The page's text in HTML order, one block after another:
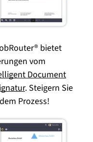
bietet
vom
Document
. Steigern Sie
Prozess!